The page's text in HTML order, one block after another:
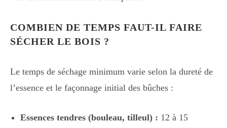
COMBIEN DE TEMPS FAUT-IL FAIRE
SÉCHER LE BOIS ?
Le temps de séchage minimum varie selon la dureté de
l’essence et le façonnage initial des bûches :
Essences tendres (bouleau, tilleul) : 12 à 15